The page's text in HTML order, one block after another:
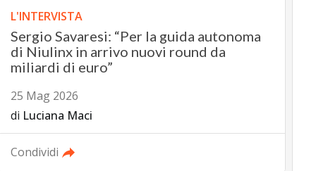
L'INTERVISTA
Sergio Savaresi: “Per la guida autonoma
di Niulinx in arrivo nuovi round da
miliardi di euro”
25 Mag 2026
di Luciana Maci
Condividi